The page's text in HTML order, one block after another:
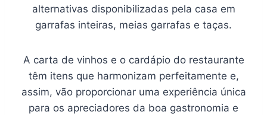
alternativas disponibilizadas pela casa em
garrafas inteiras, meias garrafas e taças.
A carta de vinhos e o cardápio do restaurante
têm itens que harmonizam perfeitamente e,
assim, vão proporcionar uma experiência única
para os apreciadores da boa gastronomia e